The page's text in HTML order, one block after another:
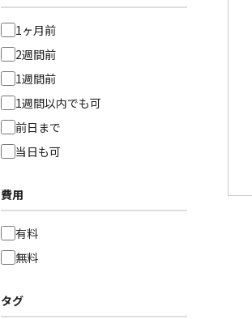
1ヶ月前
2週間前
1週間前
1週間以内でも可
前日まで
当日も可
費用
有料
無料
タグ